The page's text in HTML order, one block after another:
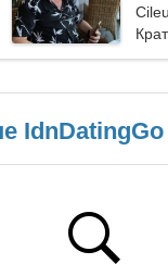
жену
IdnDatingGo